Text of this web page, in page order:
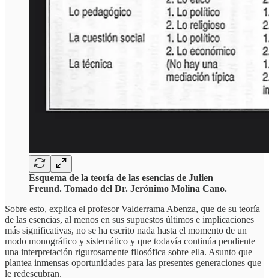
Esquema de la teoría de las esencias de Julien
Freund. Tomado del Dr. Jerónimo Molina Cano.
Sobre esto, explica el profesor Valderrama Abenza, que de su teoría
de las esencias, al menos en sus supuestos últimos e implicaciones
más significativas, no se ha escrito nada hasta el momento de un
modo monográfico y sistemático y que todavía continúa pendiente
una interpretación rigurosamente filosófica sobre ella. Asunto que
plantea inmensas oportunidades para las presentes generaciones que
le redescubran.